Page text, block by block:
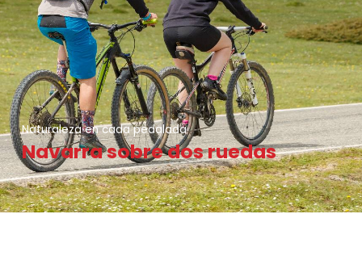
Naturaleza en cada pedalada
Navarra sobre dos ruedas